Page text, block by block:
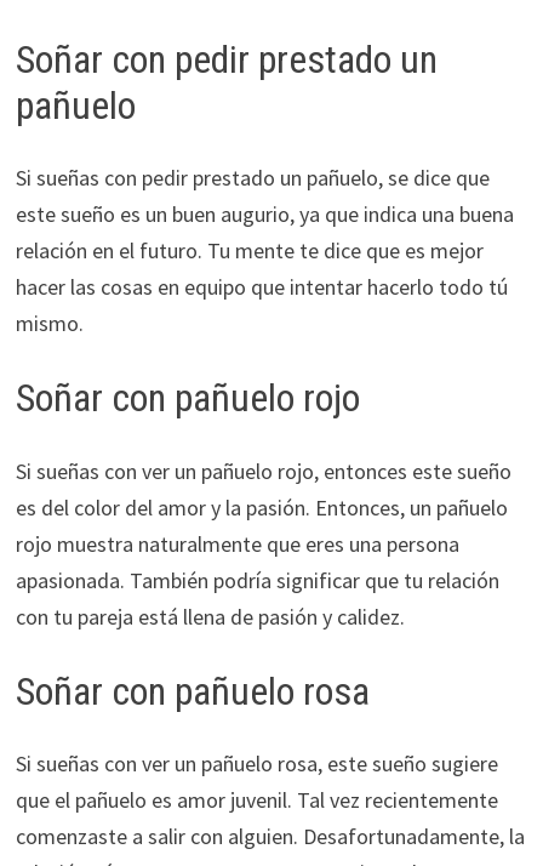
Soñar con pedir prestado un
pañuelo
Si sueñas con pedir prestado un pañuelo, se dice que
este sueño es un buen augurio, ya que indica una buena
relación en el futuro. Tu mente te dice que es mejor
hacer las cosas en equipo que intentar hacerlo todo tú
mismo.
Soñar con pañuelo rojo
Si sueñas con ver un pañuelo rojo, entonces este sueño
es del color del amor y la pasión. Entonces, un pañuelo
rojo muestra naturalmente que eres una persona
apasionada. También podría significar que tu relación
con tu pareja está llena de pasión y calidez.
Soñar con pañuelo rosa
Si sueñas con ver un pañuelo rosa, este sueño sugiere
que el pañuelo es amor juvenil. Tal vez recientemente
comenzaste a salir con alguien. Desafortunadamente, la